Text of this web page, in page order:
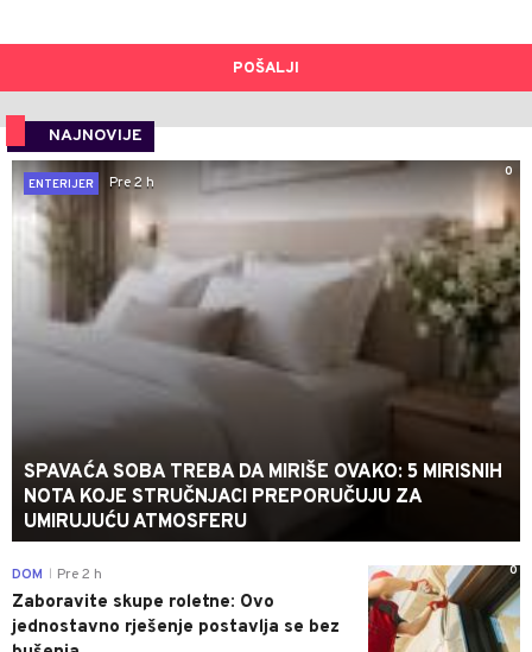
POŠALJI
NAJNOVIJE
0
ENTERIJER
Pre 2 h
SPAVAĆA SOBA TREBA DA MIRIŠE OVAKO: 5 MIRISNIH
NOTA KOJE STRUČNJACI PREPORUČUJU ZA
UMIRUJUĆU ATMOSFERU
0
DOM Pre 2 h
Zaboravite skupe roletne: Ovo
jednostavno rješenje postavlja se bez